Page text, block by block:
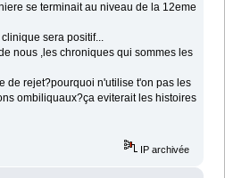
se terminait au niveau de la 12eme
sera positif...
nous ,les chroniques qui sommes les
de rejet?pourquoi n'utilise t'on pas les
ombiliquaux?ça eviterait les histoires
IP archivée